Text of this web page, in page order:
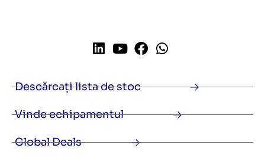
Descărcați lista de stoc
Vinde echipamentul
Global Deals